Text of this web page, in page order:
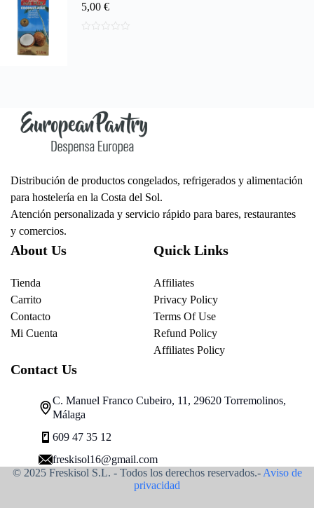
5,00 €
Distribución de productos congelados, refrigerados y alimentación
para hostelería en la Costa del Sol.
Atención personalizada y servicio rápido para bares, restaurantes
y comercios.
About Us
Tienda
Carrito
Contacto
Mi Cuenta
Quick Links
Affiliates
Privacy Policy
Terms Of Use
Refund Policy
Affiliates Policy
Contact Us
C. Manuel Franco Cubeiro, 11, 29620 Torremolinos,
Málaga
609 47 35 12
freskisol16@gmail.com
© 2025 Freskisol S.L. - Todos los derechos reservados.- Aviso de
privacidad